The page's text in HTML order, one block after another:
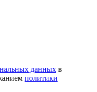
данных в
политики